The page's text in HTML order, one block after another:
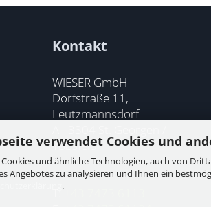
verwendet Cookies und
und ähnliche Technologien, auch von
Angebotes zu analysieren und Ihnen ein
.
Kontakt
WIESER GmbH
Dorfstraße 11,
Leutzmannsdorf
Ybbsfeld
T: